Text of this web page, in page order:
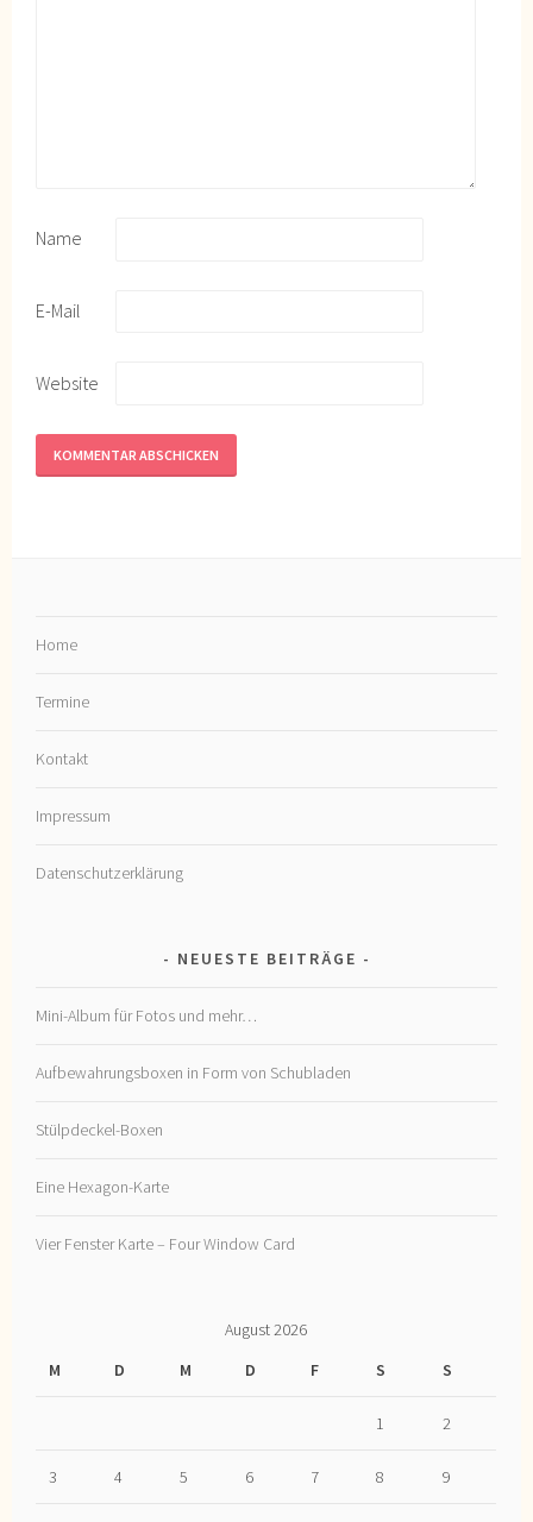
Name
E-Mail
Website
Home
Termine
Kontakt
Impressum
Datenschutzerklärung
NEUESTE BEITRÄGE
Mini-Album für Fotos und mehr…
Aufbewahrungsboxen in Form von Schubladen
Stülpdeckel-Boxen
Eine Hexagon-Karte
Vier Fenster Karte – Four Window Card
August 2026
M
D M D F S S
1 2
3 4 5 6 7 8 9